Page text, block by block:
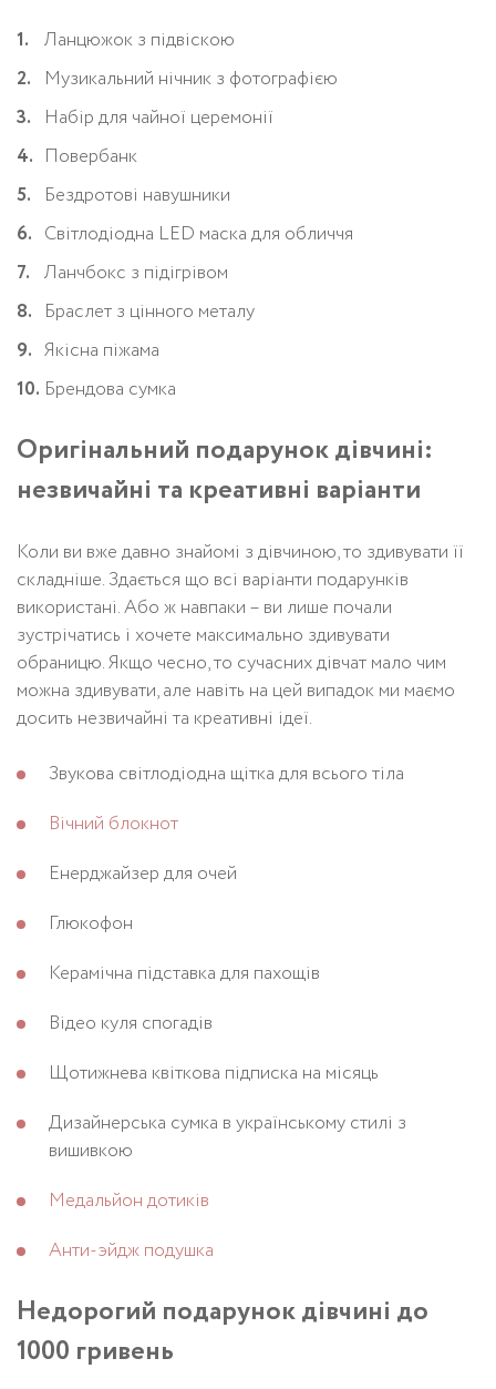
Ланцюжок з підвіскою
Музикальний нічник з фотографією
Набір для чайної церемонії
Повербанк
Бездротові навушники
Світлодіодна LED маска для обличчя
Ланчбокс з підігрівом
Браслет з цінного металу
Якісна піжама
Брендова сумка
Оригінальний подарунок дівчині:
незвичайні та креативні варіанти
Коли ви вже давно знайомі з дівчиною, то здивувати її
складніше. Здається що всі варіанти подарунків
використані. Або ж навпаки – ви лише почали
зустрічатись і хочете максимально здивувати
обраницю. Якщо чесно, то сучасних дівчат мало чим
можна здивувати, але навіть на цей випадок ми маємо
досить незвичайні та креативні ідеї.
Звукова світлодіодна щітка для всього тіла
Вічний блокнот
Енерджайзер для очей
Глюкофон
Керамічна підставка для пахощів
Відео куля спогадів
Щотижнева квіткова підписка на місяць
Дизайнерська сумка в українському стилі з
вишивкою
Медальйон дотиків
Анти-эйдж подушка
Недорогий подарунок дівчині до
1000 гривень